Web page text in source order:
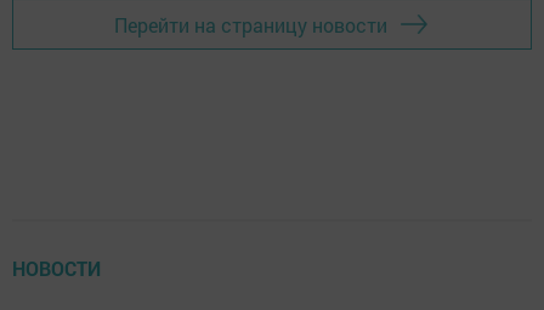
Перейти на страницу новости
НОВОСТИ